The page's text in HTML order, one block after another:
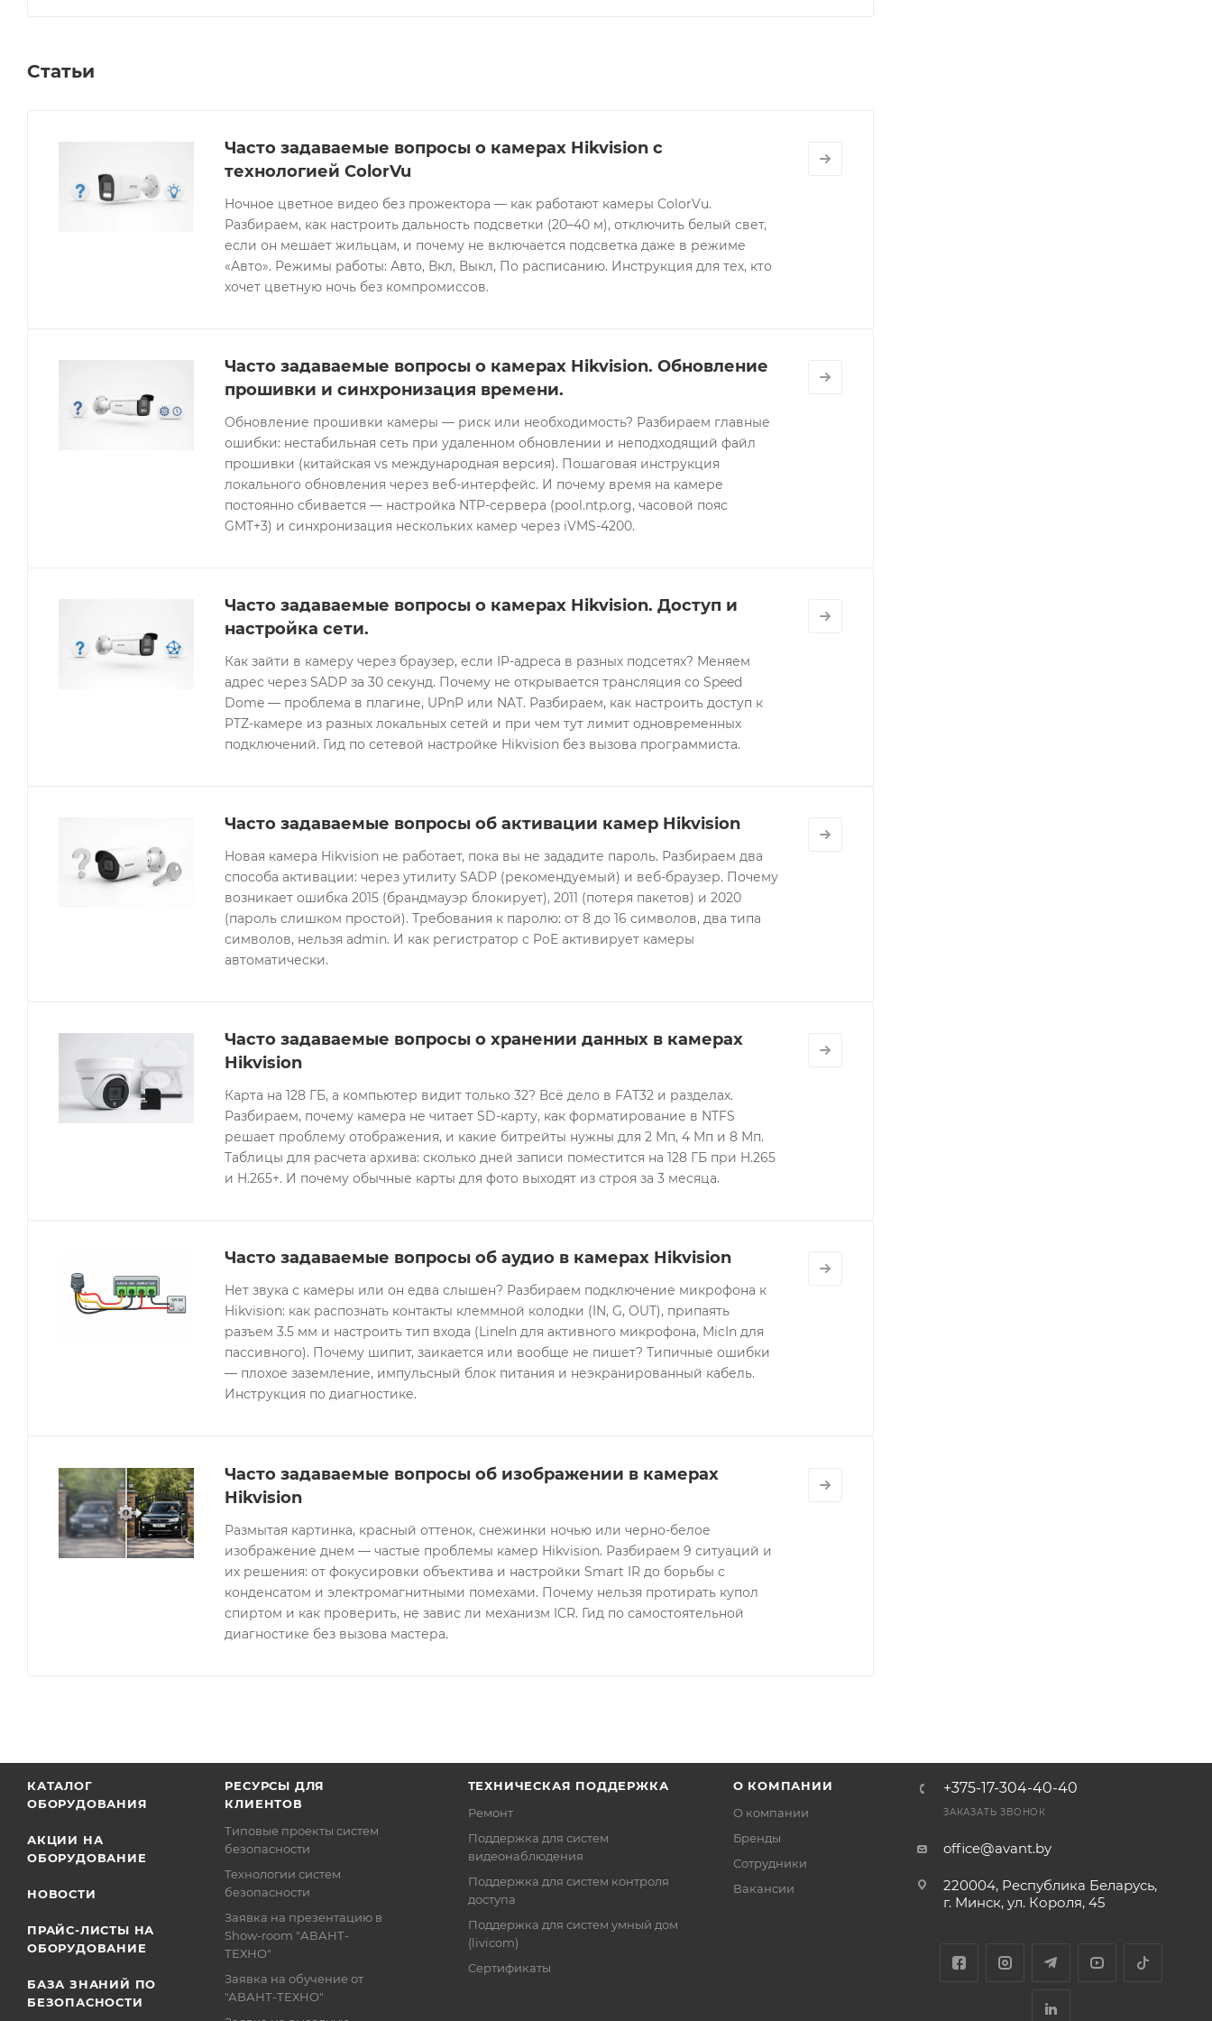
Статьи
Часто задаваемые вопросы о камерах Hikvision с
технологией ColorVu
Ночное цветное видео без прожектора — как работают камеры ColorVu.
Разбираем, как настроить дальность подсветки (20–40 м), отключить белый свет,
если он мешает жильцам, и почему не включается подсветка даже в режиме
«Авто». Режимы работы: Авто, Вкл, Выкл, По расписанию. Инструкция для тех, кто
хочет цветную ночь без компромиссов.
Часто задаваемые вопросы о камерах Hikvision. Обновление
прошивки и синхронизация времени.
Обновление прошивки камеры — риск или необходимость? Разбираем главные
ошибки: нестабильная сеть при удаленном обновлении и неподходящий файл
прошивки (китайская vs международная версия). Пошаговая инструкция
локального обновления через веб-интерфейс. И почему время на камере
постоянно сбивается — настройка NTP-сервера (pool.ntp.org, часовой пояс
GMT+3) и синхронизация нескольких камер через iVMS-4200.
Часто задаваемые вопросы о камерах Hikvision. Доступ и
настройка сети.
Как зайти в камеру через браузер, если IP-адреса в разных подсетях? Меняем
адрес через SADP за 30 секунд. Почему не открывается трансляция со Speed
Dome — проблема в плагине, UPnP или NAT. Разбираем, как настроить доступ к
PTZ-камере из разных локальных сетей и при чем тут лимит одновременных
подключений. Гид по сетевой настройке Hikvision без вызова программиста.
Часто задаваемые вопросы об активации камер Hikvision
Новая камера Hikvision не работает, пока вы не зададите пароль. Разбираем два
способа активации: через утилиту SADP (рекомендуемый) и веб-браузер. Почему
возникает ошибка 2015 (брандмауэр блокирует), 2011 (потеря пакетов) и 2020
(пароль слишком простой). Требования к паролю: от 8 до 16 символов, два типа
символов, нельзя admin. И как регистратор с PoE активирует камеры
автоматически.
Часто задаваемые вопросы о хранении данных в камерах
Hikvision
Карта на 128 ГБ, а компьютер видит только 32? Всё дело в FAT32 и разделах.
Разбираем, почему камера не читает SD-карту, как форматирование в NTFS
решает проблему отображения, и какие битрейты нужны для 2 Мп, 4 Мп и 8 Мп.
Таблицы для расчета архива: сколько дней записи поместится на 128 ГБ при H.265
и H.265+. И почему обычные карты для фото выходят из строя за 3 месяца.
Часто задаваемые вопросы об аудио в камерах Hikvision
Нет звука с камеры или он едва слышен? Разбираем подключение микрофона к
Hikvision: как распознать контакты клеммной колодки (IN, G, OUT), припаять
разъем 3.5 мм и настроить тип входа (LineIn для активного микрофона, MicIn для
пассивного). Почему шипит, заикается или вообще не пишет? Типичные ошибки
— плохое заземление, импульсный блок питания и неэкранированный кабель.
Инструкция по диагностике.
Часто задаваемые вопросы об изображении в камерах
Hikvision
Размытая картинка, красный оттенок, снежинки ночью или черно-белое
изображение днем — частые проблемы камер Hikvision. Разбираем 9 ситуаций и
их решения: от фокусировки объектива и настройки Smart IR до борьбы с
конденсатом и электромагнитными помехами. Почему нельзя протирать купол
спиртом и как проверить, не завис ли механизм ICR. Гид по самостоятельной
диагностике без вызова мастера.
КАТАЛОГ
ОБОРУДОВАНИЯ
АКЦИИ НА
ОБОРУДОВАНИЕ
НОВОСТИ
ПРАЙС-ЛИСТЫ НА
ОБОРУДОВАНИЕ
БАЗА ЗНАНИЙ ПО
БЕЗОПАСНОСТИ
РЕСУРСЫ ДЛЯ
КЛИЕНТОВ
Типовые проекты систем
безопасности
Технологии систем
безопасности
Заявка на презентацию в
Show-room "АВАНТ-
ТЕХНО"
Заявка на обучение от
"АВАНТ-ТЕХНО"
ТЕХНИЧЕСКАЯ ПОДДЕРЖКА
Ремонт
Поддержка для систем
видеонаблюдения
Поддержка для систем контроля
доступа
Поддержка для систем умный дом
(livicom)
Сертификаты
О КОМПАНИИ
О компании
Бренды
Сотрудники
Вакансии
+375-17-304-40-40
ЗАКАЗАТЬ ЗВОНОК
office@avant.by
220004, Республика Беларусь,
г. Минск, ул. Короля, 45